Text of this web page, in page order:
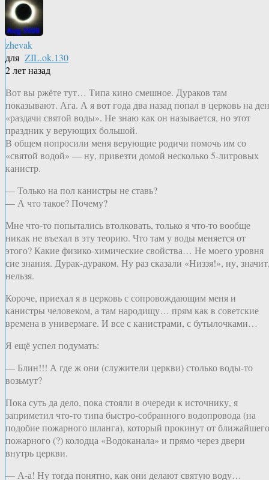
zhevak
для ZIL.ok.130
2 лет назад
Вот вы ржёте тут… Типа кино смешное. Дураков там
показывают. Ага. А я вот года два назад попал в церковь на
«раздачи святой воды». Не знаю как он называется, но этот
праздник у верующих большой.
В общем попросили меня верующие родичи помочь им со
«святой водой» — ну, привезти домой несколько 5-литровых
канистр.
— Только на пол канистры не ставь?
— А что такое? Почему?
Мне что-то попытались втолковать, только я что-то вообще
никак не въехал в эту теорию. Что там у воды меняется от
этого? Какие физико-химические свойства… Не моего уровня
сие знания. Дурак-дураком. Ну раз сказали «Низзя!», ну,
нельзя.
Короче, приехал я в церковь с сопровождающим меня и
канистры человеком, а там народищу… прям как в советские
времена в универмаге. И все с канистрами, с бутылочками…
Я ещё успел подумать:
— Блин!!! А где ж они (служители церкви) столько воды-то
возьмут?
Пока суть да дело, пока стояли в очереди к источнику, я
заприметил что-то типа быстро-собранного водопровода (на
подобие пожарного шланга), который прокинут от ближайшего
пожарного (?) колодца «Водоканала» и прямо через двери
внутрь церкви.
— А-а! Ну тогда понятно, как они делают святую воду…